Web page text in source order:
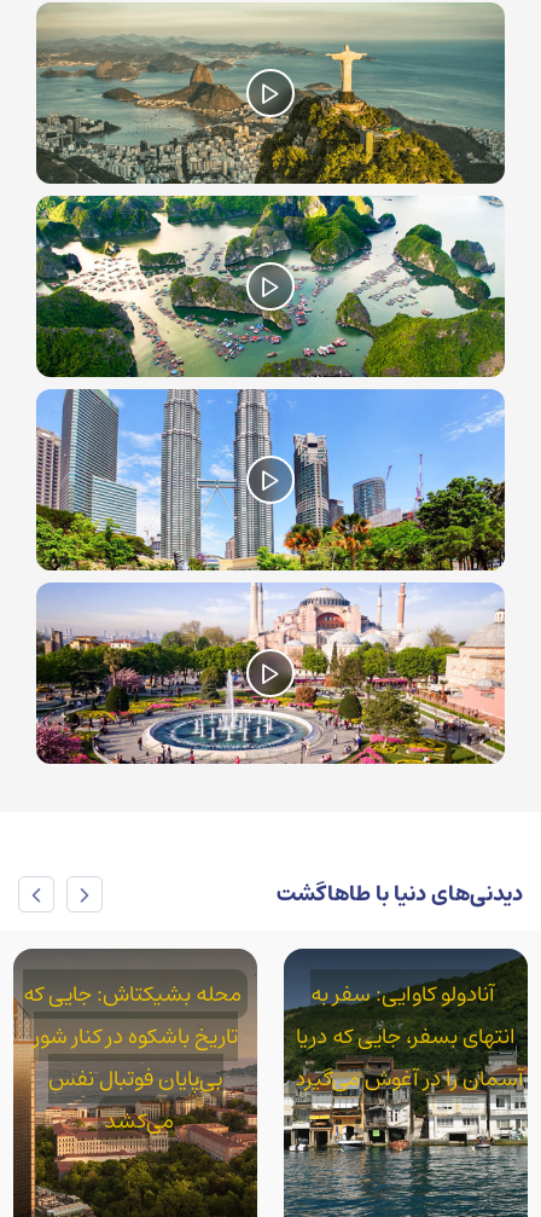
دیدنی‌های دنیا با طاهاگشت
محله بشیکتاش: جایی که
تاریخ باشکوه در کنار شور
بی‌پایان فوتبال نفس
می‌کشد
محله آکسارای: استانبول
واقعی در سایه قنات‌های
رومی